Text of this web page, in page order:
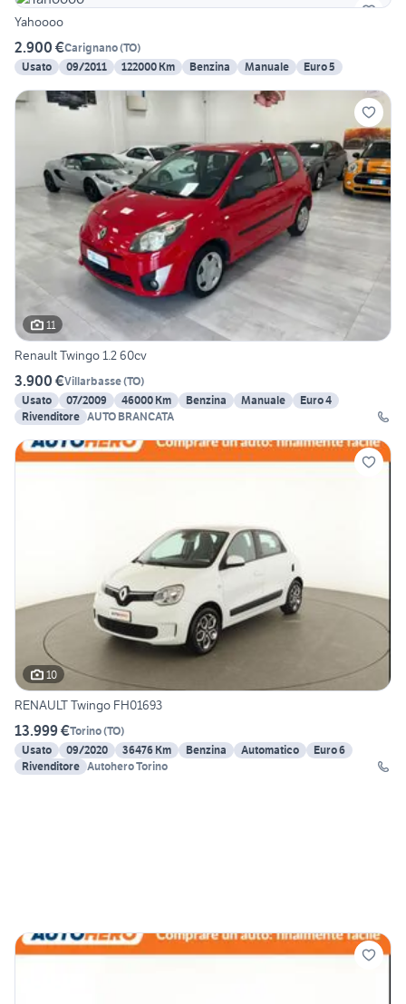
Yahoooo
2.900 €Carignano(TO)
Usato
09/2011 122000 Km Benzina Manuale Euro 5
11
Renault Twingo 1.2 60cv
3.900 €Villarbasse(TO)
Usato
07/2009 46000 Km Benzina Manuale
Euro 4
Rivenditore AUTO BRANCATA
10
RENAULT Twingo FH01693
13.999 €Torino(TO)
Usato
09/2020 36476 Km Benzina Automatico
Euro 6
Rivenditore Autohero Torino